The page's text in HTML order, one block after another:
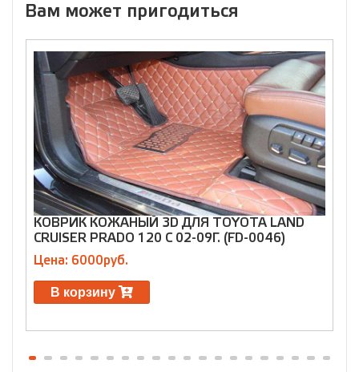
Вам может пригодиться
КОВРИК КОЖАНЫЙ 3D ДЛЯ TOYOTA LAND
CRUISER PRADO 120 С 02-09Г. (FD-0046)
Цена: 6000руб.
В корзину